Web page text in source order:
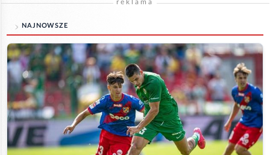
reklama
NAJNOWSZE